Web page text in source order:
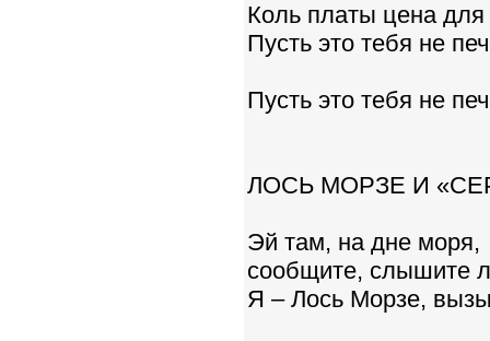
Коль платы цена
Пусть это тебя не
Пусть это тебя не
ЛОСЬ МОРЗЕ И
Эй там, на дне моря,
сообщите, слышите
Я – Лось Морзе,